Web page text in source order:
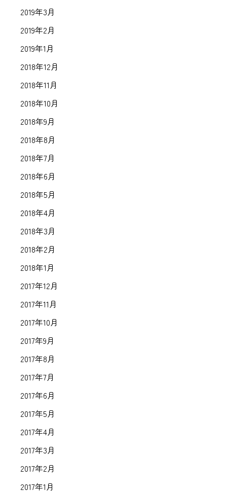
2019年3月
2019年2月
2019年1月
2018年12月
2018年11月
2018年10月
2018年9月
2018年8月
2018年7月
2018年6月
2018年5月
2018年4月
2018年3月
2018年2月
2018年1月
2017年12月
2017年11月
2017年10月
2017年9月
2017年8月
2017年7月
2017年6月
2017年5月
2017年4月
2017年3月
2017年2月
2017年1月